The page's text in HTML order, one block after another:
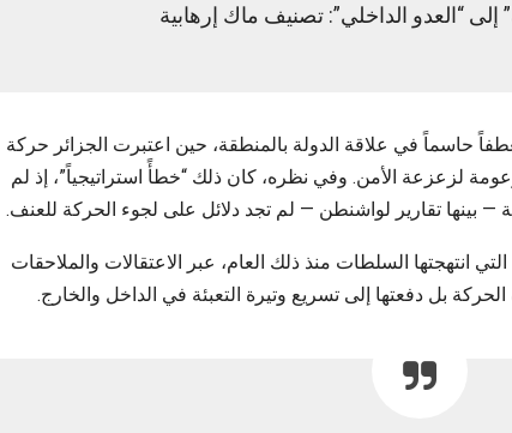
إلى “العدو الداخلي”: تصنيف ماك إرهابية
بأن سنة 2021 شكّلت منعطفاً حاسماً في علاقة الدولة بالمنطقة، حين اعتبرت الجزائر حركة
لزعزعة الأمن. وفي نظره، كان ذلك “خطأً استراتيجياً”، إذ لم
— بينها تقارير لواشنطن — لم تجد دلائل على لجوء الحركة للعنف.
انتهجتها السلطات منذ ذلك العام، عبر الاعتقالات والملاحقات
بل دفعتها إلى تسريع وتيرة التعبئة في الداخل والخارج.